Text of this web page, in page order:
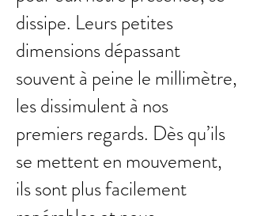
dissipe. Leurs petites
dimensions dépassant
souvent à peine le millimètre,
les dissimulent à nos
premiers regards. Dès qu’ils
se mettent en mouvement,
ils sont plus facilement